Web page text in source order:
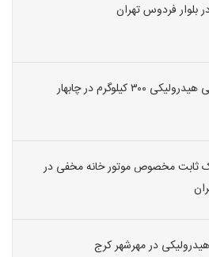
در بلوار فردوس تهران
۳۰۰ کیلوگرم در چابهار
ثابت مخصوص موتور خانه مخفی در
هیدرولیکی در مهرشهر کرج